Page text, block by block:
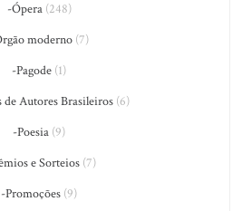
-Ópera(248)
moderno (7)
-Pagode (1)
de Autores Brasileiros(6)
-Poesia (9)
e Sorteios(7)
-Promoções (9)